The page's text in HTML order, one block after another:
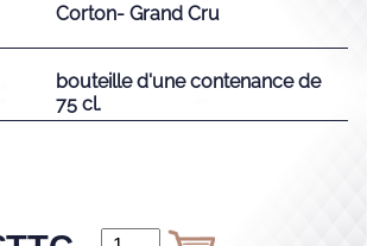
Corton- Grand Cru
bouteille d'une contenance de
75 cl.